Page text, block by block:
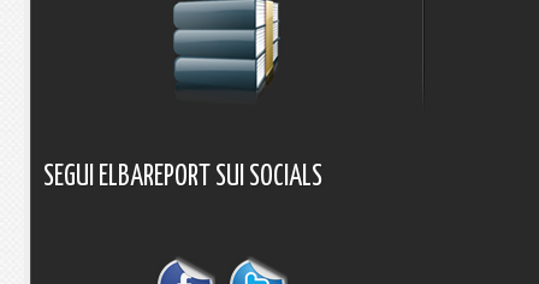
SEGUI ELBAREPORT SUI SOCIALS